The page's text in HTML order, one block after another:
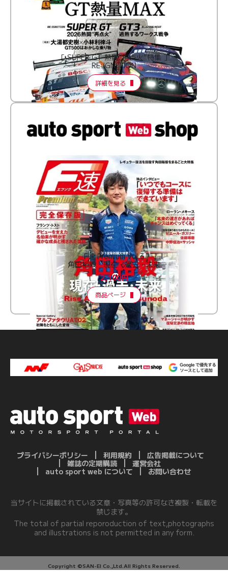
［ SUPER GT 熱闘“再点火”特集 ］
RE:IGNITION
詳細を見る
F速 Premium Vol.3
角田裕毅 現在・過去・未来
2,100円
商品ページ
プライバシーポリシー 利用規約
広告掲載について
雑誌の定期購読
運営会社
auto sport web について
お問い合わせ
当サイトに掲載されている文章・写真等の許可なき複製・転載を
禁じます。
The total of partial reporoduction of text,photographs
and illustrations is not permitted in any form.
Copyright ©SAN-EI Co.,Ltd.All Rights Reserved.